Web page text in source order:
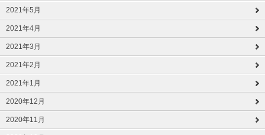
2021年5月
2021年4月
2021年3月
2021年2月
2021年1月
2020年12月
2020年11月